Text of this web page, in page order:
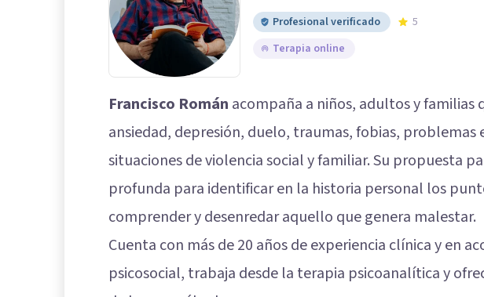
Profesional verificado
5
Terapia online
Francisco Román acompaña a niños, adultos y familias
ansiedad, depresión, duelo, traumas, fobias, problemas
situaciones de violencia social y familiar. Su propuesta
profunda para identificar en la historia personal los
comprender y desenredar aquello que genera malestar.
Cuenta con más de 20 años de experiencia clínica y en
psicosocial, trabaja desde la terapia psicoanalítica y